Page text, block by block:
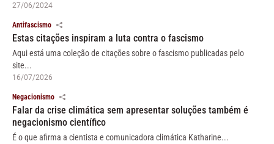
27/06/2024
Antifascismo
Estas citações inspiram a luta contra o fascismo
Aqui está uma coleção de citações sobre o fascismo publicadas pelo
site...
16/07/2026
Negacionismo
Falar da crise climática sem apresentar soluções também é
negacionismo científico
É o que afirma a cientista e comunicadora climática Katharine...